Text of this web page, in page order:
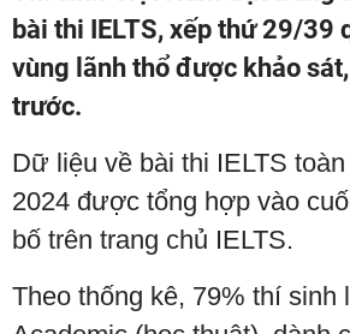
bài thi IELTS, xếp thứ 29/39
vùng lãnh thổ được khảo
trước.
Dữ liệu về bài thi IELTS
2024 được tổng hợp vào
bố trên trang chủ IELTS.
Theo thống kê, 79% thí sinh